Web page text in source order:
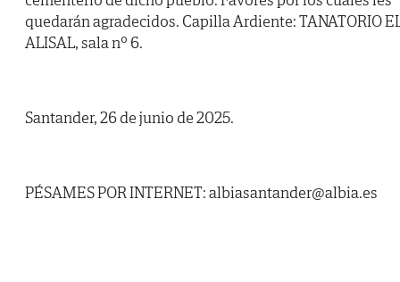
quedarán agradecidos. Capilla Ardiente: TANATORIO
ALISAL, sala nº 6.
Santander, 26 de junio de 2025.
PÉSAMES POR INTERNET: albiasantander@albia.es